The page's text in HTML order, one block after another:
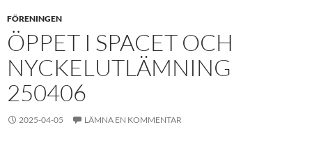
FÖRENINGEN
ÖPPET I SPACET OCH
NYCKELUTLÄMNING
250406
2025-04-05 LÄMNA EN KOMMENTAR